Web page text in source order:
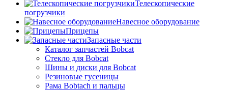
Телескопические
погрузчики
Навесное оборудование
Прицепы
Запасные части
Каталог запчастей Bobcat
Стекло для Bobcat
Шины и диски для Bobcat
Резиновые гусеницы
Рама Bobtach и пальцы